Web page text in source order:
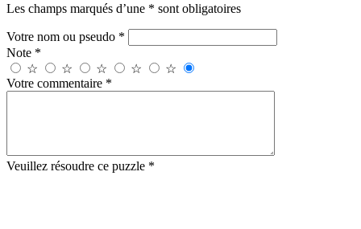
Les champs marqués d’une * sont obligatoires
Votre nom ou pseudo *
Note *
☆
☆ ☆ ☆
☆
Votre commentaire *
Veuillez résoudre ce puzzle *